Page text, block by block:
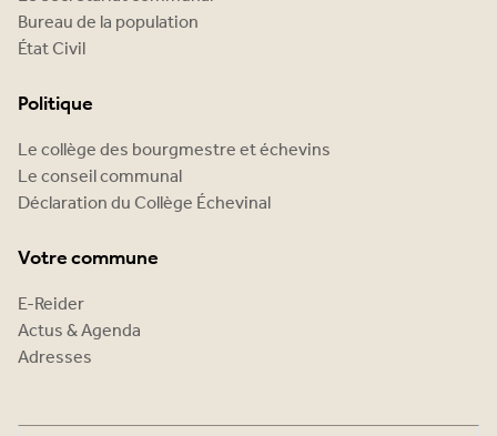
Bureau de la population
État Civil
Politique
Le collège des bourgmestre et échevins
Le conseil communal
Déclaration du Collège Échevinal
Votre commune
E-Reider
Actus & Agenda
Adresses